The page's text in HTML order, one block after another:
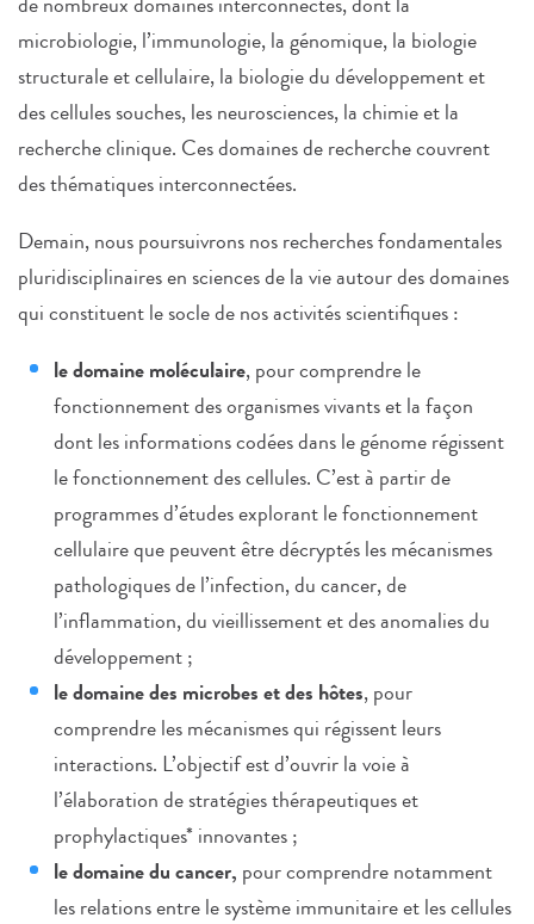
microbiologie, l’immunologie, la génomique, la biologie
structurale et cellulaire, la biologie du développement et
des cellules souches, les neurosciences, la chimie et la
recherche clinique. Ces domaines de recherche couvrent
des thématiques interconnectées.
Demain, nous poursuivrons nos recherches fondamentales
pluridisciplinaires en sciences de la vie autour des domaines
qui constituent le socle de nos activités scientifiques :
le domaine moléculaire, pour comprendre le
fonctionnement des organismes vivants et la façon
dont les informations codées dans le génome régissent
le fonctionnement des cellules. C’est à partir de
programmes d’études explorant le fonctionnement
cellulaire que peuvent être décryptés les mécanismes
pathologiques de l’infection, du cancer, de
l’inflammation, du vieillissement et des anomalies du
développement ;
le domaine des microbes et des hôtes, pour
comprendre les mécanismes qui régissent leurs
interactions. L’objectif est d’ouvrir la voie à
l’élaboration de stratégies thérapeutiques et
prophylactiques* innovantes ;
le domaine du cancer, pour comprendre notamment
les relations entre le système immunitaire et les cellules